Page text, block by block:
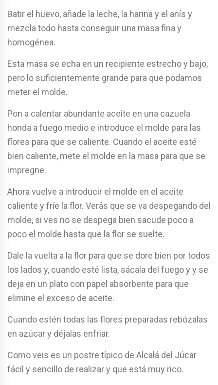
Batir el huevo, añade la leche, la harina y el anís y
mezcla todo hasta conseguir una masa fina y
homogénea.
Esta masa se echa en un recipiente estrecho y bajo,
pero lo suficientemente grande para que podamos
meter el molde.
Pon a calentar abundante aceite en una cazuela
honda a fuego medio e introduce el molde para las
flores para que se caliente. Cuando el aceite esté
bien caliente, mete el molde en la masa para que se
impregne.
Ahora vuelve a introducir el molde en el aceite
caliente y fríe la flor. Verás que se va despegando del
molde, si ves no se despega bien sacude poco a
poco el molde hasta que la flor se suelte.
Dale la vuelta a la flor para que se dore bien por todos
los lados y, cuando esté lista, sácala del fuego y y se
deja en un plato con papel absorbente para que
elimine el exceso de aceite.
Cuando estén todas las flores preparadas rebózalas
en azúcar y déjalas enfriar.
Como veis es un postre típico de Alcalá del Júcar
fácil y sencillo de realizar y que está muy rico.